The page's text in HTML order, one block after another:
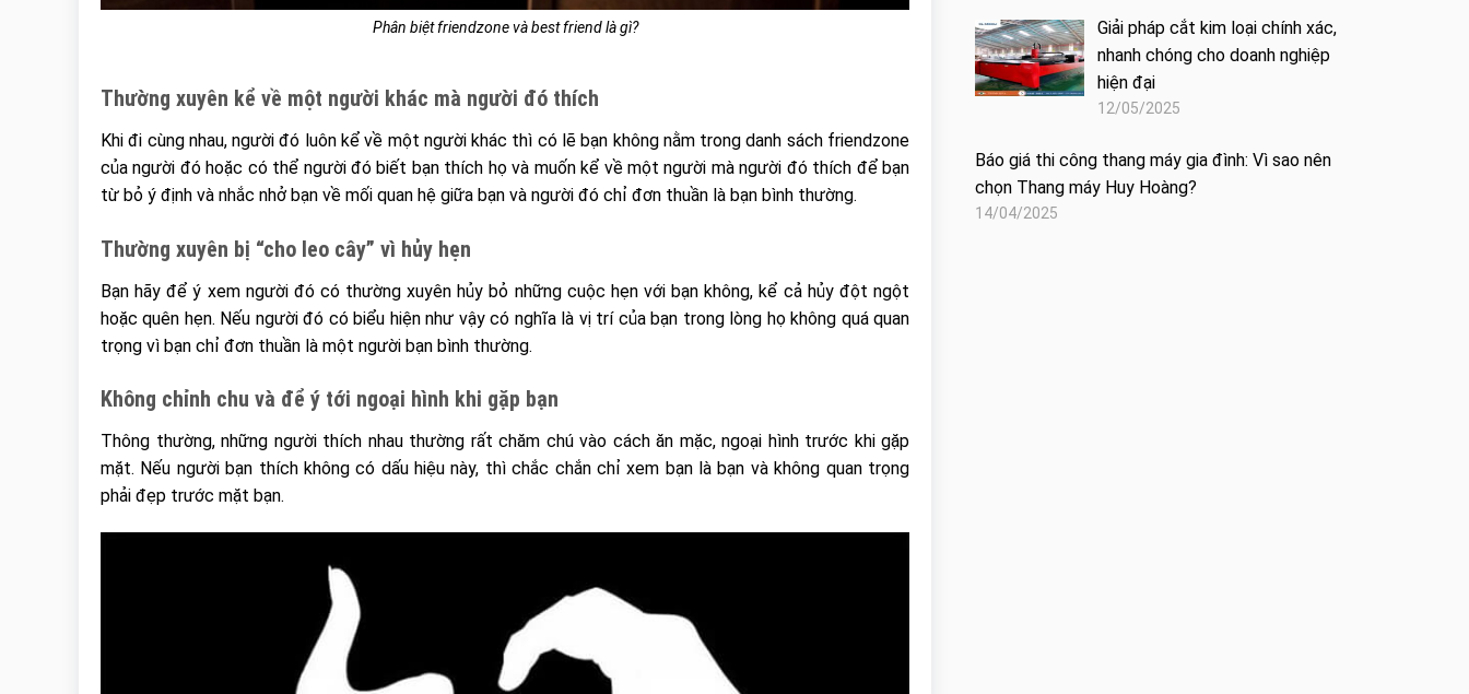
Phân biệt friendzone và best friend là gì?
Thường xuyên kể về một người khác mà người đó thích
Khi đi cùng nhau, người đó luôn kể về một người khác thì có lẽ bạn không nằm trong danh sách friendzone
của người đó hoặc có thể người đó biết bạn thích họ và muốn kể về một người mà người đó thích để bạn
từ bỏ ý định và nhắc nhở bạn về mối quan hệ giữa bạn và người đó chỉ đơn thuần là bạn bình thường.
Thường xuyên bị “cho leo cây” vì hủy hẹn
Bạn hãy để ý xem người đó có thường xuyên hủy bỏ những cuộc hẹn với bạn không, kể cả hủy đột ngột
hoặc quên hẹn. Nếu người đó có biểu hiện như vậy có nghĩa là vị trí của bạn trong lòng họ không quá quan
trọng vì bạn chỉ đơn thuần là một người bạn bình thường.
Không chỉnh chu và để ý tới ngoại hình khi gặp bạn
Thông thường, những người thích nhau thường rất chăm chú vào cách ăn mặc, ngoại hình trước khi gặp
mặt. Nếu người bạn thích không có dấu hiệu này, thì chắc chắn chỉ xem bạn là bạn và không quan trọng
phải đẹp trước mặt bạn.
Giải pháp cắt kim loại chính xác,
nhanh chóng cho doanh nghiệp
hiện đại
12/05/2025
Báo giá thi công thang máy gia đình: Vì sao nên
chọn Thang máy Huy Hoàng?
14/04/2025